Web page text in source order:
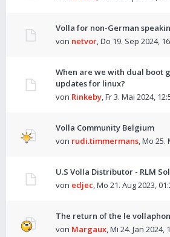
Volla for non-German
von netvor,Do 19. Sep 2024,
When are we with dual boot
updates for linux?
von Rinkeby,Fr 3. Mai 2024,
Volla Community Belgium
von rudi.timmermans,Mo 25.
U.S Volla Distributor - RLM
von edjec,Mo 21. Aug 2023,
The return of the le
von Margaux,Mi 24. Jan 2024,